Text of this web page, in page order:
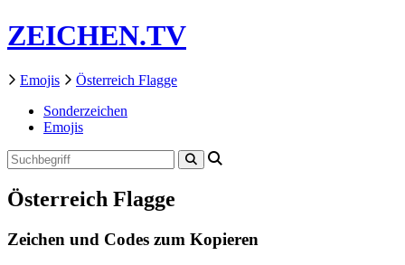
ZEICHEN.TV
Emojis
Österreich Flagge
Sonderzeichen
Emojis
Österreich Flagge
Zeichen und Codes zum Kopieren